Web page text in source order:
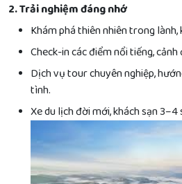
2. Trải nghiệm đáng nhớ
Khám phá thiên nhiên trong lành,
Check-in các điểm nổi tiếng,
Dịch vụ tour chuyên nghiệp,
tình.
Xe du lịch đời mới, khách sạn